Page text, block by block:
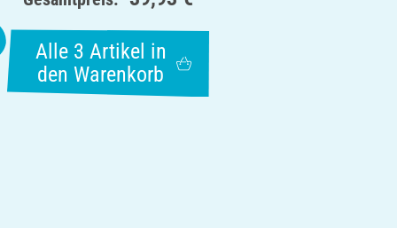
Alle 3 Artikel in
den Warenkorb